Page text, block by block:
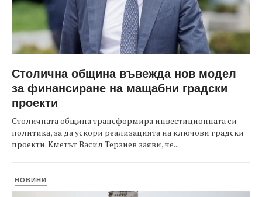
Столична община въвежда нов модел
за финансиране на мащабни градски
проекти
Столичната община трансформира инвестиционната си
политика, за да ускори реализацията на ключови градски
проекти. Кметът Васил Терзиев заяви, че...
НОВИНИ